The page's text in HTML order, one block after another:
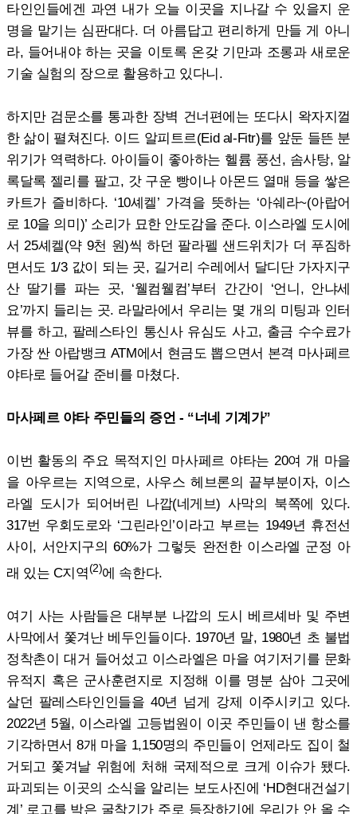
타인인들에겐 과연 내가 오늘 이곳을 지나갈 수 있을지 운
명을 맡기는 심판대다. 더 아름답고 편리하게 만들 게 아니
라, 들어내야 하는 곳을 이토록 온갖 기만과 조롱과 새로운
기술 실험의 장으로 활용하고 있다니.
하지만 검문소를 통과한 장벽 건너편에는 또다시 왁자지껄
한 삶이 펼쳐진다. 이드 알피트르(Eid al-Fitr)를 앞둔 들뜬 분
위기가 역력하다. 아이들이 좋아하는 헬륨 풍선, 솜사탕, 알
록달록 젤리를 팔고, 갓 구운 빵이나 아몬드 열매 등을 쌓은
카트가 즐비하다. ‘10셰켈’ 가격을 뜻하는 ‘아쉐라~(아랍어
로 10을 의미)’ 소리가 묘한 안도감을 준다. 이스라엘 도시에
서 25셰켈(약 9천 원)씩 하던 팔라펠 샌드위치가 더 푸짐하
면서도 1/3 값이 되는 곳, 길거리 수레에서 달디단 가자지구
산 딸기를 파는 곳, ‘웰컴웰컴’부터 간간이 ‘언니, 안냐세
요’까지 들리는 곳. 라말라에서 우리는 몇 개의 미팅과 인터
뷰를 하고, 팔레스타인 통신사 유심도 사고, 출금 수수료가
가장 싼 아랍뱅크 ATM에서 현금도 뽑으면서 본격 마사페르
야타로 들어갈 준비를 마쳤다.
마사페르 야타 주민들의 증언 - “너네 기계가”
이번 활동의 주요 목적지인 마사페르 야타는 20여 개 마을
을 아우르는 지역으로, 사우스 헤브론의 끝부분이자, 이스
라엘 도시가 되어버린 나깝(네게브) 사막의 북쪽에 있다.
317번 우회도로와 ‘그린라인’이라고 부르는 1949년 휴전선
사이, 서안지구의 60%가 그렇듯 완전한 이스라엘 군정 아
래 있는 C지역(2)에 속한다.
여기 사는 사람들은 대부분 나깝의 도시 베르셰바 및 주변
사막에서 쫓겨난 베두인들이다. 1970년 말, 1980년 초 불법
정착촌이 대거 들어섰고 이스라엘은 마을 여기저기를 문화
유적지 혹은 군사훈련지로 지정해 이를 명분 삼아 그곳에
살던 팔레스타인인들을 40년 넘게 강제 이주시키고 있다.
2022년 5월, 이스라엘 고등법원이 이곳 주민들이 낸 항소를
기각하면서 8개 마을 1,150명의 주민들이 언제라도 집이 철
거되고 쫓겨날 위험에 처해 국제적으로 크게 이슈가 됐다.
파괴되는 이곳의 소식을 알리는 보도사진에 ‘HD현대건설기
계’ 로고를 박은 굴착기가 주로 등장하기에 우리가 안 올 수